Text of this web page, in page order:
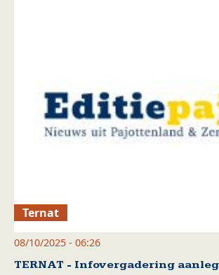
Ternat
08/10/2025 - 06:26
TERNAT - Infovergadering